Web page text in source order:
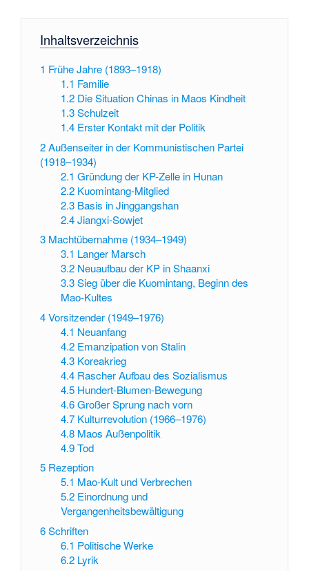
Inhaltsverzeichnis
1 Frühe Jahre (1893–1918)
1.1 Familie
1.2 Die Situation Chinas in Maos Kindheit
1.3 Schulzeit
1.4 Erster Kontakt mit der Politik
2Außenseiter in der Kommunistischen Partei
(1918–1934)
2.1 Gründung der KP-Zelle in Hunan
2.2 Kuomintang-Mitglied
2.3 Basis in Jinggangshan
2.4 Jiangxi-Sowjet
3 Machtübernahme (1934–1949)
3.1 Langer Marsch
3.2 Neuaufbau der KP in Shaanxi
3.3 Sieg über die Kuomintang, Beginn des
Mao-Kultes
4Vorsitzender (1949–1976)
4.1 Neuanfang
4.2 Emanzipation von Stalin
4.3 Koreakrieg
4.4 Rascher Aufbau des Sozialismus
4.5 Hundert-Blumen-Bewegung
4.6 Großer Sprung nach vorn
4.7 Kulturrevolution (1966–1976)
4.8 Maos Außenpolitik
4.9 Tod
5 Rezeption
5.1 Mao-Kult und Verbrechen
5.2 Einordnung und
Vergangenheitsbewältigung
6Schriften
6.1 Politische Werke
6.2 Lyrik